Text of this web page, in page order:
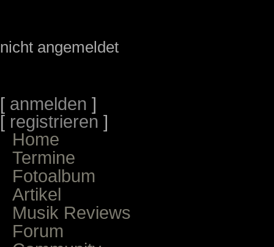
nicht angemeldet
[ anmelden ]
[ registrieren ]
Home
Termine
Fotoalbum
Artikel
Musik Reviews
Forum